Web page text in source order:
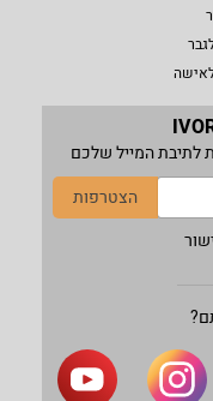
לתיבת המייל שלכם
הצטרפות